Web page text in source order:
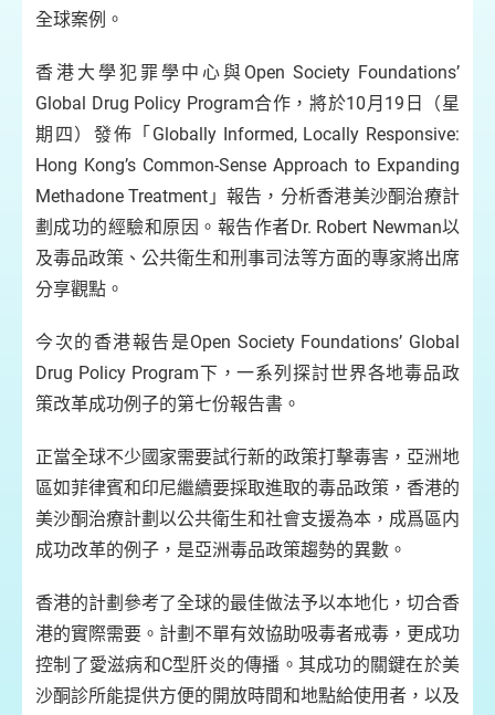
全球案例。
香港大學犯罪學中心與Open Society Foundations’
Global Drug Policy Program合作，將於10月19日（星
期四）發佈「Globally Informed, Locally Responsive:
Hong Kong’s Common-Sense Approach to Expanding
Methadone Treatment」報告，分析香港美沙酮治療計
劃成功的經驗和原因。報告作者Dr. Robert Newman以
及毒品政策、公共衛生和刑事司法等方面的專家將出席
分享觀點。
今次的香港報告是Open Society Foundations’ Global
Drug Policy Program下，一系列探討世界各地毒品政
策改革成功例子的第七份報告書。
正當全球不少國家需要試行新的政策打擊毒害，亞洲地
區如菲律賓和印尼繼續要採取進取的毒品政策，香港的
美沙酮治療計劃以公共衛生和社會支援為本，成爲區内
成功改革的例子，是亞洲毒品政策趨勢的異數。
香港的計劃參考了全球的最佳做法予以本地化，切合香
港的實際需要。計劃不單有效協助吸毒者戒毒，更成功
控制了愛滋病和C型肝炎的傳播。其成功的關鍵在於美
沙酮診所能提供方便的開放時間和地點給使用者，以及